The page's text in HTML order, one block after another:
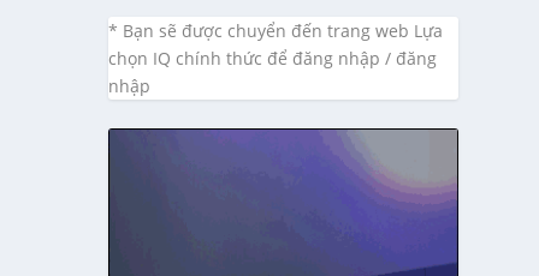
* Bạn sẽ được chuyển đến trang web Lựa
chọn IQ chính thức để đăng nhập / đăng
nhập